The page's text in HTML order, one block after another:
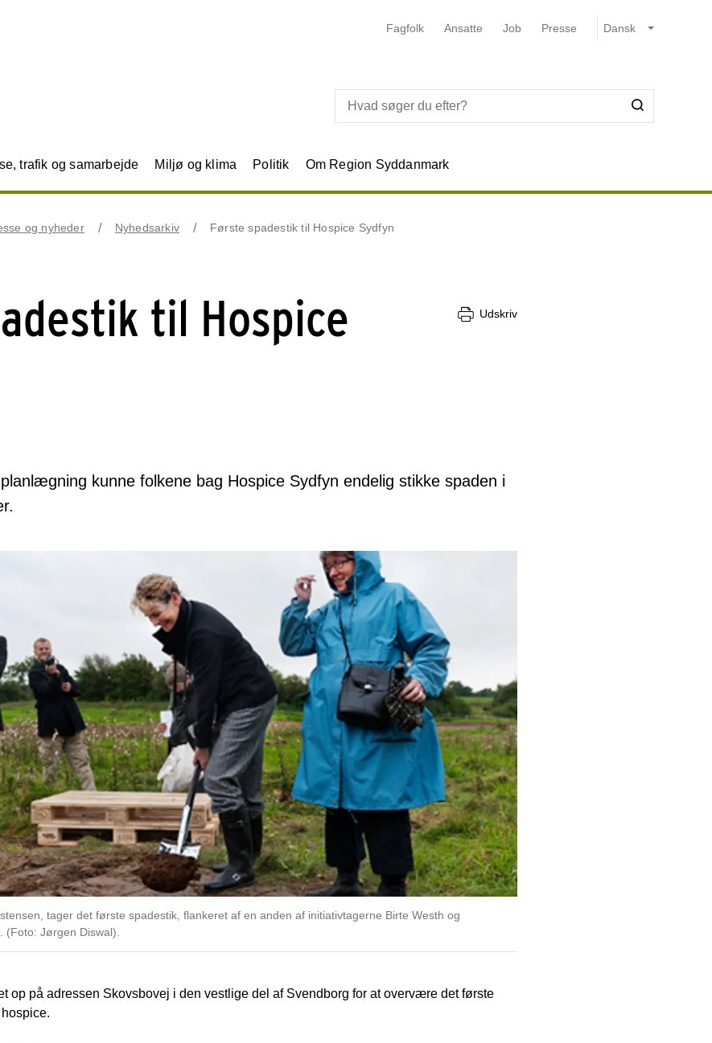
Fagfolk Ansatte Job Presse
trafik og samarbejde Miljø og klima Politik Om Region Syddanmark
og nyheder Nyhedsarkiv Første spadestik til Hospice Sydfyn
til Hospice
Udskriv
kunne folkene bag Hospice Sydfyn endelig stikke spaden i
tager det første spadestik, flankeret af en anden af initiativtagerne Birte Westh og
(Foto: Jørgen Diswal).
op på adressen Skovsbovej i den vestlige del af Svendborg for at overvære det første